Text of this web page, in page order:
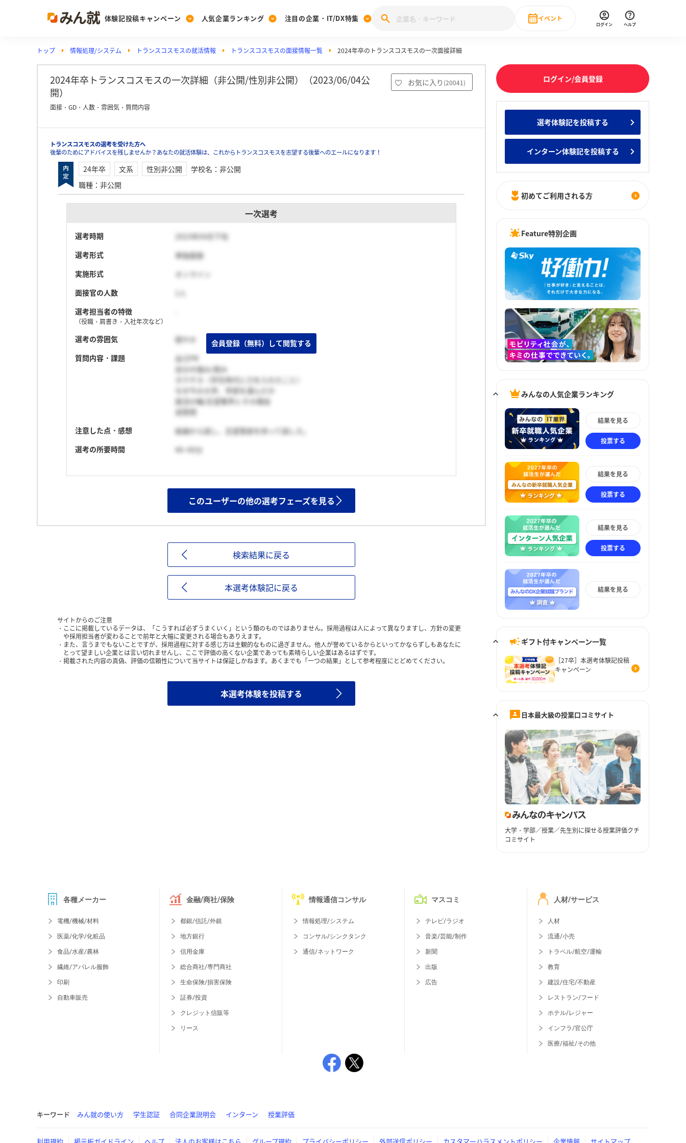
体験記投稿キャンペーン
Post
投稿する
[27卒] 本選考体験記投稿キャンペーン
人気企業ランキング
Ranking
ランキングを見る
みんなのDX企業就職ブランド調査
みんなの新卒就職人気企業ランキング みんなのインターン人気企業ランキ
注目の企業・IT/DX特集
PickUp
注目の企業特集
28卒 IT・DX現場社員インタビュー
動画で知ろう！業界・企業研究
イベント
直近のイベント一覧
ログイン ヘルプ
トップ 情報処理/システム トランスコスモスの就活情報 トランスコスモスの面接情報一覧 2024年卒のトランスコスモスの一次面接詳細
2024年卒トランスコスモスの一次詳細（非公開/性別非公開）（2023/06/04公
開）
お気に入り (20041)
面接・GD・人数・雰囲気・質問内容
トランスコスモスの選考を受けた方へ
後輩のためにアドバイスを残しませんか？あなたの就活体験は、これからトランスコスモスを志望する後輩へのエールになります！
24年卒 文系 性別非公開 学校名 ： 非公開
職種 ： 非公開
一次選考
選考時期
2023年04月下旬
選考形式
単独面接
実施形式
オンライン
面接官の人数
選考担当者の特徴
（役職・肩書き・入社年次など）
選考の雰囲気
穏やか
質問内容・課題
自己PR
自分の強み/弱み
ガクチカ（学生時代に力を入れたこと）
なぜ今の大学、学部を選んだか
就活の軸/志望業界とその理由
逆質問
注意した点・感想
結論から話し、志望意欲を持って話した。
選考の所要時間
46~60分
このユーザーの他の選考フェーズを見る
検索結果に戻る
本選考体験記に戻る
サイトからのご注意
ここに掲載しているデータは、「こうすれば必ずうまくいく」という類のものではありません。採用過程は人によって異なりますし、方針の変更
や採用担当者が変わることで前年と大幅に変更される場合もありえます。
また、言うまでもないことですが、採用過程に対する感じ方は主観的なものに過ぎません。他人が誉めているからといってかならずしもあなたに
とって望ましい企業とは言い切れませんし、ここで評価の高くない企業であっても素晴らしい企業はあるはずです。
掲載された内容の真偽、評価の信頼性について当サイトは保証しかねます。あくまでも「一つの結果」として参考程度にとどめてください。
本選考体験を投稿する
ログイン/会員登録
選考体験記を投稿する
インターン体験記を投稿する
初めてご利用される方
Feature特別企画
みんなの人気企業ランキング
結果を見る
投票する
結果を見る
投票する
結果を見る
投票する
結果を見る
ギフト付キャンペーン一覧
［27卒］本選考体験記投稿
キャンペーン
日本最大級の授業口コミサイト
大学・学部／授業／先生別に探せる授業評価クチ
コミサイト
各種メーカー
電機/機械/材料
医薬/化学/化粧品
食品/水産/農林
繊維/アパレル服飾
印刷
自動車販売
金融/商社/保険
都銀/信託/外銀
地方銀行
信用金庫
総合商社/専門商社
生命保険/損害保険
証券/投資
クレジット信販等
リース
情報通信コンサル
情報処理/システム
コンサル/シンクタンク
通信/ネットワーク
マスコミ
テレビ/ラジオ
音楽/芸能/制作
新聞
出版
広告
人材/サービス
人材
流通/小売
トラベル/航空/運輸
教育
建設/住宅/不動産
レストラン/フード
ホテル/レジャー
インフラ/官公庁
医療/福祉/その他
キーワード みん就の使い方 学生認証 合同企業説明会 インターン 授業評価